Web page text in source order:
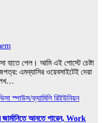
হাতে পেল। আমি এই পোস্টে চেষ্টা
এমব্যাসির ওয়েবসাইটেই দেয়া
স্পাউস/ফ্যামিলি রিইউনিয়ন
আনতে পারেন, Work